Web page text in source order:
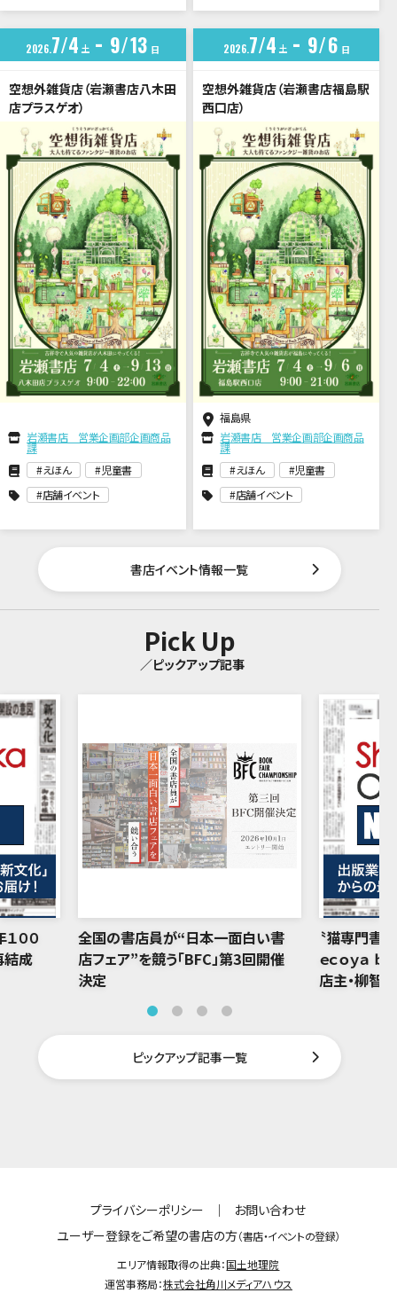
2026 7 4 土 9 13 日
空想外雑貨店（岩瀬書店八木田
店プラスゲオ）
岩瀬書店 営業企画部企画商品
課
えほん
児童書
店舗イベント
20267 4 土 9 6 日
空想外雑貨店（岩瀬書店福島駅
西口店）
福島県
岩瀬書店 営業企画部企画商品
課
えほん
児童書
店舗イベント
書店イベント情報一覧
Pick Up
／ピックアップ記事
００
結成
全国の書店員が“日本一面白い書
店フェア”を競う「BFC」第3回開催
決定
〝猫専門書
ｅｃｏｙａ ｂ
店主・柳智
ピックアップ記事一覧
プライバシーポリシー ｜
お問い合わせ
ユーザー登録をご希望の書店の方（書店・イベントの登録）
エリア情報取得の出典：国土地理院
運営事務局：株式会社角川メディアハウス